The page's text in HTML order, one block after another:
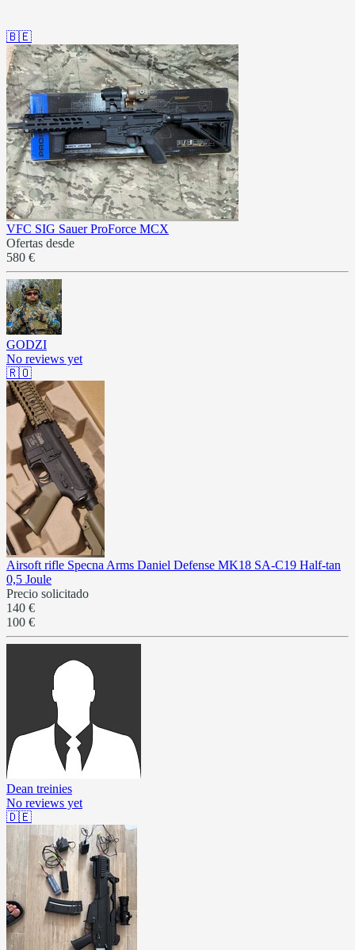
🇧🇪
VFC SIG Sauer ProForce MCX
Ofertas desde
580 €
GODZI
No reviews yet
🇷🇴
Airsoft rifle Specna Arms Daniel Defense MK18 SA-C19 Half-tan
0,5 Joule
Precio solicitado
140 €
100 €
Dean treinies
No reviews yet
🇩🇪